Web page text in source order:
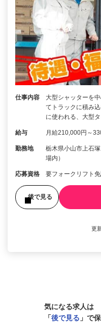
仕事内容
大型シャッターを
てトラックに積み
に使われる、大型
給与 月給210,000円～
勤務地
栃木県小山市上石
場内）
応募資格 要フォークリフ
後で見る
更
気になる求人は
「後で見る 」で